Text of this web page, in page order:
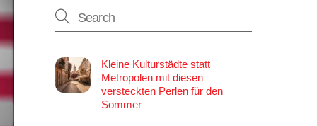
Kleine Kulturstädte statt
Metropolen mit diesen
versteckten Perlen für den
Sommer